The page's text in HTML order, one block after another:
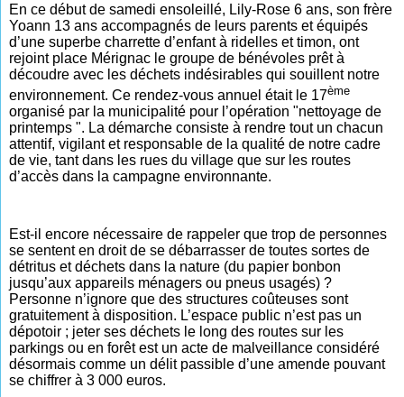
En ce début de samedi ensoleillé, Lily-Rose 6 ans, son frère
Yoann 13 ans accompagnés de leurs parents et équipés
d’une superbe charrette d’enfant à ridelles et timon, ont
rejoint place Mérignac le groupe de bénévoles prêt à
découdre avec les déchets indésirables qui souillent notre
environnement.Ce rendez-vous annuel était le 17ème
organisé par la municipalité pour l’opération"nettoyage de
printemps". La démarche consiste à rendre tout un chacun
attentif, vigilant et responsable de la qualité de notre cadre
de vie, tant dans les rues du village que sur les routes
d’accès dans la campagne environnante.
Est-il encore nécessaire de rappeler que trop de personnes
se sentent en droit de se débarrasser de toutes sortes de
détritus et déchets dans la nature (du papier bonbon
jusqu’aux appareils ménagers ou pneus usagés) ?
Personne n’ignore que des structures coûteuses sont
gratuitement à disposition. L’espace public n’est pas un
dépotoir ; jeter ses déchets le long des routes sur les
parkings ou en forêt est un acte de malveillance considéré
désormais comme un délit passible d’une amende pouvant
se chiffrer à 3 000 euros.